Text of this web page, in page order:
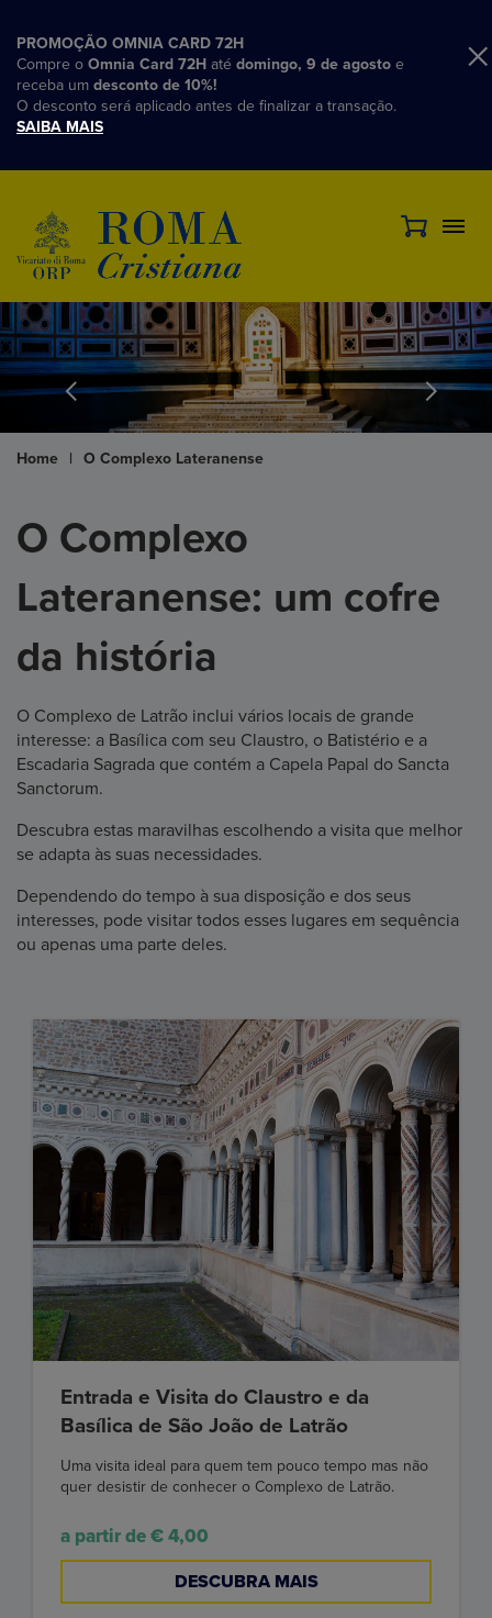
PROMOÇÃO OMNIA CARD 72H
Compre o Omnia Card 72H até domingo, 9 de agosto e
receba um desconto de 10%!
O desconto será aplicado antes de finalizar a transação.
SAIBA MAIS
Home | O Complexo Lateranense
O Complexo
Lateranense: um cofre
da história
O Complexo de Latrão inclui vários locais de grande
interesse: a Basílica com seu Claustro, o Batistério e a
Escadaria Sagrada que contém a Capela Papal do Sancta
Sanctorum.
Descubra estas maravilhas escolhendo a visita que melhor
se adapta às suas necessidades.
Dependendo do tempo à sua disposição e dos seus
interesses, pode visitar todos esses lugares em sequência
ou apenas uma parte deles.
Entrada e Visita do Claustro e da
Basílica de São João de Latrão
Uma visita ideal para quem tem pouco tempo mas não
quer desistir de conhecer o Complexo de Latrão.
a partir de € 4,00
DESCUBRA MAIS